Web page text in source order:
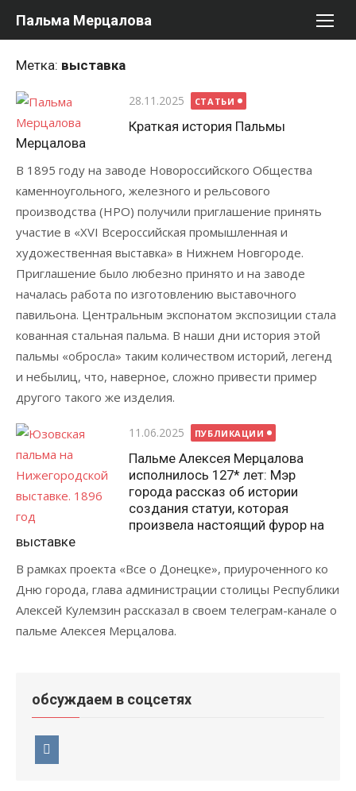
Пальма Мерцалова
Метка: выставка
Опубликовано
28.11.2025 СТАТЬИ
Краткая история Пальмы
Мерцалова
В 1895 году на заводе Новороссийского Общества
каменноугольного, железного и рельсового
производства (НРО) получили приглашение принять
участие в «XVI Всероссийская промышленная и
художественная выставка» в Нижнем Новгороде.
Приглашение было любезно принято и на заводе
началась работа по изготовлению выставочного
павильона. Центральным экспонатом экспозиции стала
кованная стальная пальма. В наши дни история этой
пальмы «обросла» таким количеством историй, легенд
и небылиц, что, наверное, сложно привести пример
другого такого же изделия.
Опубликовано
11.06.2025 ПУБЛИКАЦИИ
Пальме Алексея Мерцалова
исполнилось 127* лет: Мэр
города рассказ об истории
создания статуи, которая
произвела настоящий фурор на
выставке
В рамках проекта «Все о Донецке», приуроченного ко
Дню города, глава администрации столицы Республики
Алексей Кулемзин рассказал в своем телеграм-канале о
пальме Алексея Мерцалова.
обсуждаем в соцсетях